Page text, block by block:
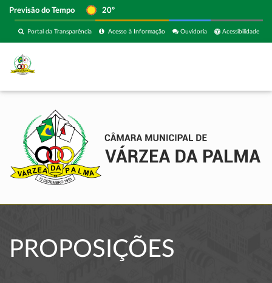
Previsão do Tempo 20º
Acessibilidade
Ouvidoria
Acesso à Informação
Portal da Transparência
PROPOSIÇÕES